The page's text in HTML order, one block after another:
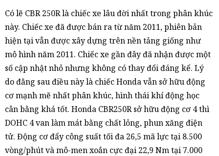
Có lẽ CBR 250R là chiếc xe lâu đời nhất trong phân khúc
này. Chiếc xe đã được bán ra từ năm 2011, phiên bản
hiện tại vẫn được xây dựng trên nền tảng giống như
mô hình năm 2011. Chiếc xe gần đây đã nhận được một
số cập nhật nhỏ nhưng không có thay đổi đáng kể. Lý
do đằng sau điều này là chiếc Honda vẫn sở hữu động
cơ mạnh mẽ nhất phân khúc, hình thái khí động học
cân bằng khá tốt. Honda CBR250R sở hữu động cơ 4 thì
DOHC 4 van làm mát bằng chất lỏng, phun xăng điện
tử. Động cơ đẩy công suất tối đa 26,5 mã lực tại 8.500
vòng/phút và mô-men xoắn cực đại 22,9 Nm tại 7.000